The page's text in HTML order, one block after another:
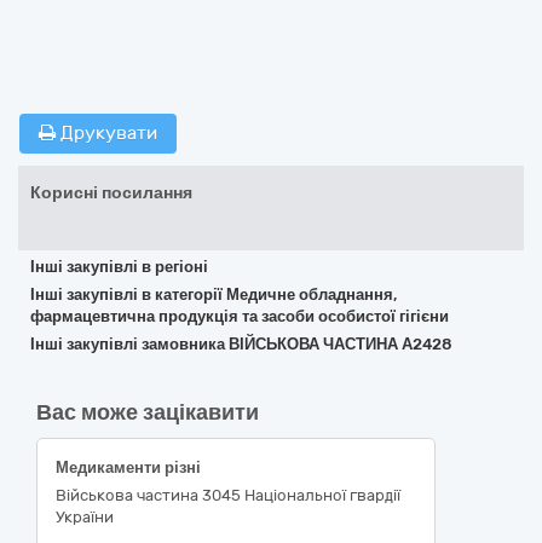
Друкувати
Корисні посилання
Інші закупівлі в регіоні
Інші закупівлі в категорії Медичне обладнання,
фармацевтична продукція та засоби особистої гігієни
Інші закупівлі замовника ВІЙСЬКОВА ЧАСТИНА А2428
Вас може зацікавити
Медикаменти різні
Військова частина 3045 Національної гвардії
України